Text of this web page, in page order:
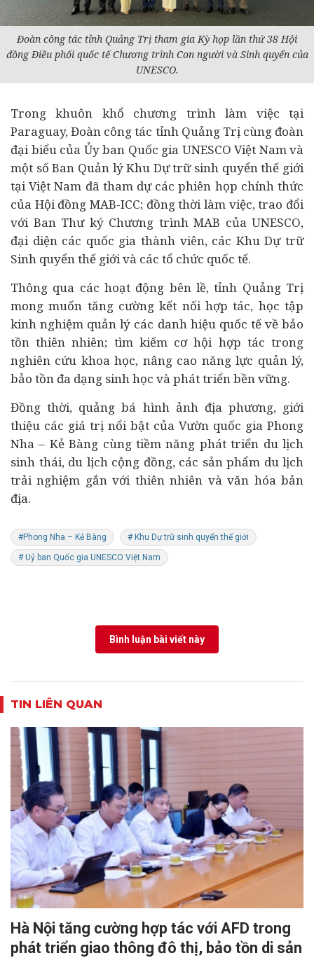
Đoàn công tác tỉnh Quảng Trị tham gia Kỳ họp lần thứ 38 Hội
đồng Điều phối quốc tế Chương trình Con người và Sinh quyển của
UNESCO.
Trong khuôn khổ chương trình làm việc tại
Paraguay, Đoàn công tác tỉnh Quảng Trị cùng đoàn
đại biểu của Ủy ban Quốc gia UNESCO Việt Nam và
một số Ban Quản lý Khu Dự trữ sinh quyển thế giới
tại Việt Nam đã tham dự các phiên họp chính thức
của Hội đồng MAB-ICC; đồng thời làm việc, trao đổi
với Ban Thư ký Chương trình MAB của UNESCO,
đại diện các quốc gia thành viên, các Khu Dự trữ
Sinh quyển thế giới và các tổ chức quốc tế.
Thông qua các hoạt động bên lề, tỉnh Quảng Trị
mong muốn tăng cường kết nối hợp tác, học tập
kinh nghiệm quản lý các danh hiệu quốc tế về bảo
tồn thiên nhiên; tìm kiếm cơ hội hợp tác trong
nghiên cứu khoa học, nâng cao năng lực quản lý,
bảo tồn đa dạng sinh học và phát triển bền vững.
Đồng thời, quảng bá hình ảnh địa phương, giới
thiệu các giá trị nổi bật của Vườn quốc gia Phong
Nha – Kẻ Bàng cùng tiềm năng phát triển du lịch
sinh thái, du lịch cộng đồng, các sản phẩm du lịch
trải nghiệm gắn với thiên nhiên và văn hóa bản
địa.
#Phong Nha – Kẻ Bàng # Khu Dự trữ sinh quyển thế giới
# Uỷ ban Quốc gia UNESCO Việt Nam
Bình luận bài viết này
TIN LIÊN QUAN
Hà Nội tăng cường hợp tác với AFD trong
phát triển giao thông đô thị, bảo tồn di sản